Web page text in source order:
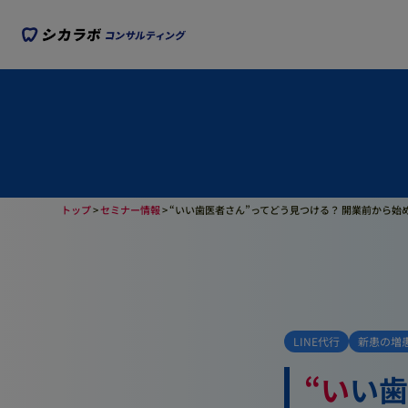
トップ>セミナー情報>“いい歯医者さん”ってどう見つける？ 開業前から
LINE代行 新患の増
“いい歯医者さん”ってどう見つける？ 開業前か